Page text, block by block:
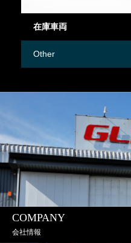
在庫車両
Other
COMPANY
会社情報